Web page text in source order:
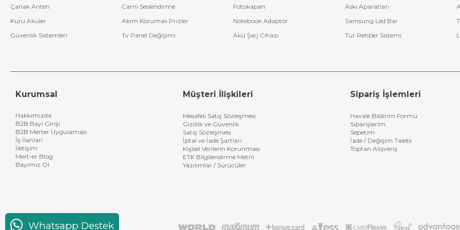
Çanak Anten
Cami Seslendirme Fotokapan Askı Aparatları
Kuru Aküler
Akım Korumalı Prizler Notebook Adaptör Samsung Led Bar
Güvenlik Sistemleri
Tv Panel Değişimi Akü Şarj Cihazı Tur Rehber Sistemi
Kurumsal
Hakkımızda
B2B Bayi Girişi
B2B Merter Uygulaması
İş İlanları
İletişim
Mert-er Blog
Bayimiz Ol
Müşteri İlişkileri
Mesafeli Satış Sözleşmesi
Gizlilik ve Güvenlik
Satış Sözleşmesi
İptal ve İade Şartları
Kişisel Verilerin Korunması
ETK Bilgilendirme Metni
Yazılımlar / Sürücüler
Sipariş İşlemleri
Havale Bildirim Formu
Siparişlerim
Sepetim
İade / Değişim Talebi
Toptan Alışveriş
Whatsapp Destek